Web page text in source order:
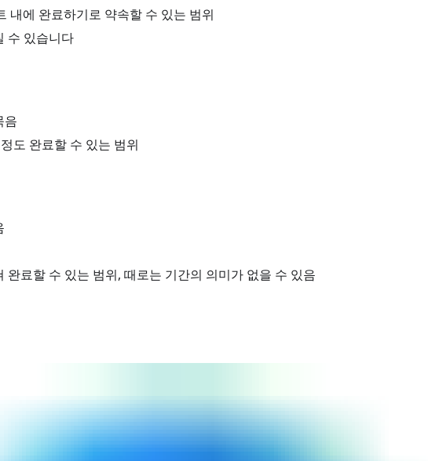
내에 완료하기로 약속할 수 있는 범위
수 있습니다
음
도 완료할 수 있는 범위
완료할 수 있는 범위, 때로는 기간의 의미가 없을 수 있음